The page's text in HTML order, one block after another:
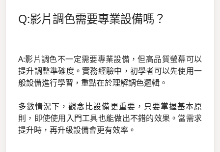
Q:影片調色需要專業設備嗎？
A:影片調色不一定需要專業設備，但高品質螢幕可以
提升調整準確度。實務經驗中，初學者可以先使用一
般設備進行學習，重點在於理解調色邏輯。
多數情況下，觀念比設備更重要，只要掌握基本原
則，即使使用入門工具也能做出不錯的效果。當需求
提升時，再升級設備會更有效率。